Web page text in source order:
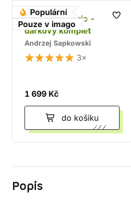
Populární
Pouze v imago
Husitská trilogie -
dárkový komplet
Andrzej Sapkowski
3×
1 699 Kč
do košíku
Popis